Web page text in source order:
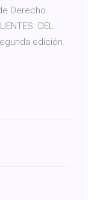
Derecho
DEL
edición.